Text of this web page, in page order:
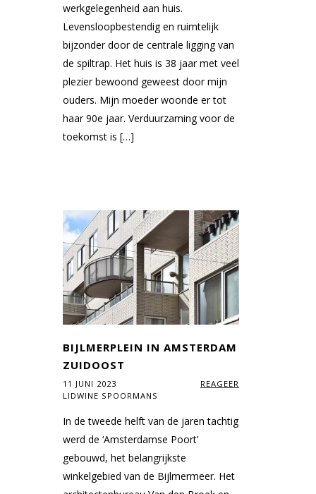
werkgelegenheid aan huis.
Levensloopbestendig en ruimtelijk
bijzonder door de centrale ligging van
de spiltrap. Het huis is 38 jaar met veel
plezier bewoond geweest door mijn
ouders. Mijn moeder woonde er tot
haar 90e jaar. Verduurzaming voor de
toekomst is […]
BIJLMERPLEIN IN AMSTERDAM
ZUIDOOST
11 JUNI 2023
REAGEER
LIDWINE SPOORMANS
In de tweede helft van de jaren tachtig
werd de ‘Amsterdamse Poort’
gebouwd, het belangrijkste
winkelgebied van de Bijlmermeer. Het